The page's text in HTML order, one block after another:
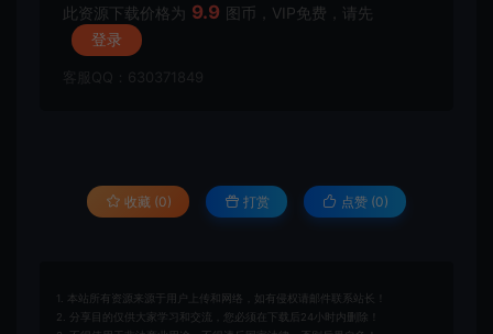
此资源下载价格为 9.9 图币，VIP免费，请先
登录
客服QQ：630371849
收藏 (0) 打赏 点赞 (0)
1. 本站所有资源来源于用户上传和网络，如有侵权请邮件联系站长！
2. 分享目的仅供大家学习和交流，您必须在下载后24小时内删除！